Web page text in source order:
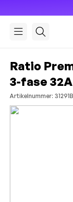
Ratio
3-fase
Artikelnummer: 31291B
Afbeeldingengalerij